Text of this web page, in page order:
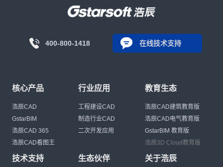
400-800-1418 在线技术支持
核心产品
浩辰CAD
GstarBIM
浩辰CAD 365
浩辰CAD看图王
行业应用
工程建设CAD
制造行业CAD
二次开发应用
教育生态
浩辰CAD建筑教育版
浩辰CAD电气教育版
GstarBIM 教育版
浩辰3D Cloud教育版
技术支持 生态伙伴 关于浩辰